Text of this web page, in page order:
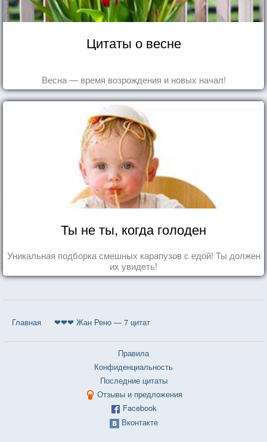
Цитаты о весне
Весна — время возрождения и новых начал!
Ты не ты, когда голоден
Уникальная подборка смешных карапузов с едой! Ты должен
их увидеть!
Главная ❤❤❤ Жан Рено — 7 цитат
Правила
Конфиденциальность
Последние цитаты
Отзывы и предложения
Facebook
Вконтакте